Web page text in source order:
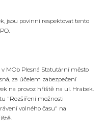
jsou povinni respektovat tento
MOb Plesná Statutární město
za účelem zabezpečení
na provoz hřiště na ul. Hrabek.
"Rozšíření možnosti
volného času" na